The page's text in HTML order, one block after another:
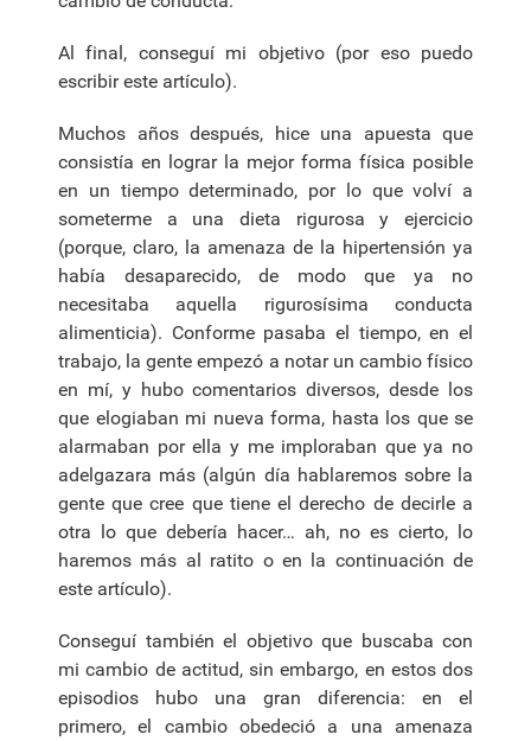
Al final, conseguí mi objetivo (por eso puedo
escribir este artículo).
Muchos años después, hice una apuesta que
consistía en lograr la mejor forma física posible
en un tiempo determinado, por lo que volví a
someterme a una dieta rigurosa y ejercicio
(porque, claro, la amenaza de la hipertensión ya
había desaparecido, de modo que ya no
necesitaba aquella rigurosísima conducta
alimenticia). Conforme pasaba el tiempo, en el
trabajo, la gente empezó a notar un cambio físico
en mí, y hubo comentarios diversos, desde los
que elogiaban mi nueva forma, hasta los que se
alarmaban por ella y me imploraban que ya no
adelgazara más (algún día hablaremos sobre la
gente que cree que tiene el derecho de decirle a
otra lo que debería hacer… ah, no es cierto, lo
haremos más al ratito o en la continuación de
este artículo).
Conseguí también el objetivo que buscaba con
mi cambio de actitud, sin embargo, en estos dos
episodios hubo una gran diferencia: en el
primero, el cambio obedeció a una amenaza